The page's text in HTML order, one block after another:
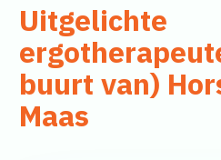
Uitgelichte
buurt van)
Maas